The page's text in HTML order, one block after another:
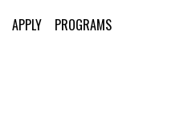
APPLY PROGRAMS